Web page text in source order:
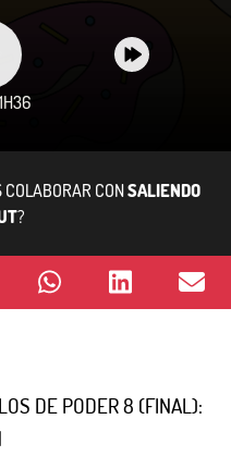
1H36
COLABORAR CONSALIENDO
?
DE PODER 8 (FINAL):